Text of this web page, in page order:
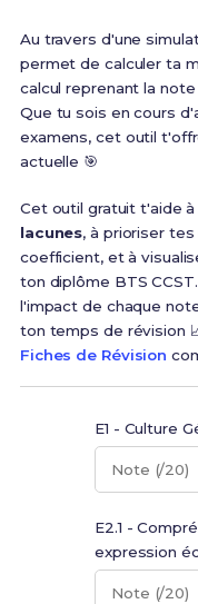
Au travers d'une
permet de calculer ta
calcul reprenant la
Que tu sois en cours
examens, cet outil
actuelle 🎯
Cet outil gratuit t'aide à
lacunes, à prioriser
coefficient, et à
ton diplôme BTS
l'impact de chaque
ton temps de révision
Fiches de Révision
E1 - Culture
Note (/20)
E2.1 -
expression
Note (/20)